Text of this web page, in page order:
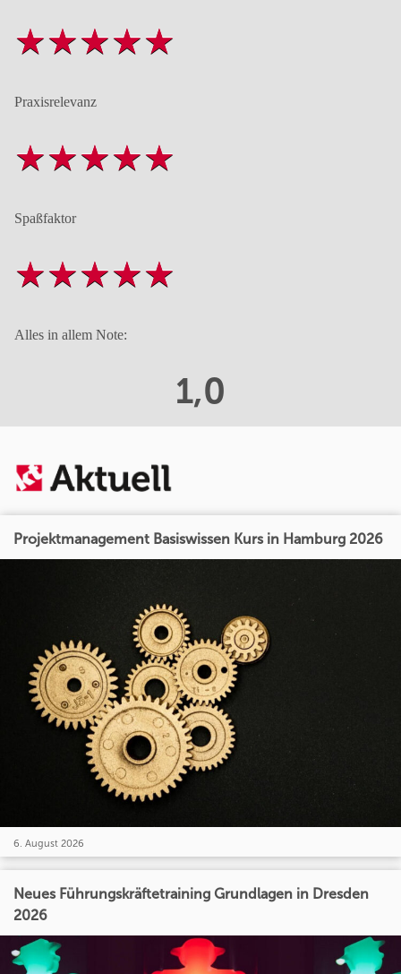
Praxisrelevanz
Spaßfaktor
Alles in allem Note:
1,0
Projektmanagement Basiswissen Kurs in Hamburg 2026
6. August 2026
Neues Führungskräftetraining Grundlagen in Dresden
2026